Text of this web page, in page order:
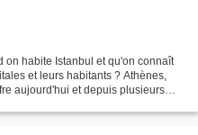
on habite Istanbul et qu'on connaît
et leurs habitants ? Athènes,
aujourd'hui et depuis plusieurs